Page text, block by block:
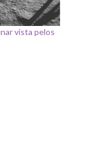
vista pelos